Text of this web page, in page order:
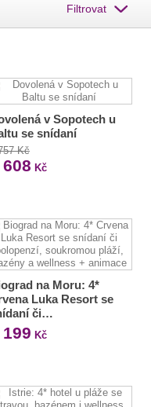
Filtrovat
v Sopotech u
se snídaní
Kč
Kč
na Moru: 4*
Luka Resort se
či…
Kč